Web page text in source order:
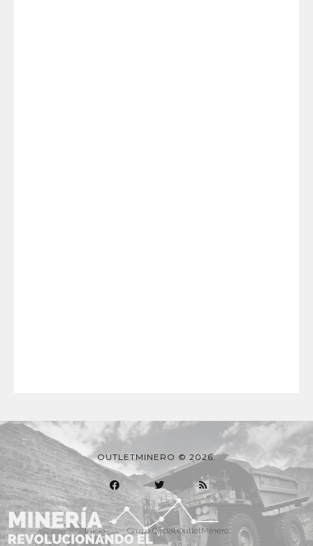
OUTLETMINERO © 2026.
Inicio Grupo Oficial OutletMinero